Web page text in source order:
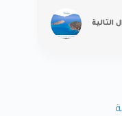
ال التالية